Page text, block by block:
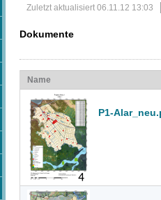
Zuletzt aktualisiert 06.11.12 13:03
Dokumente
Name
P1-